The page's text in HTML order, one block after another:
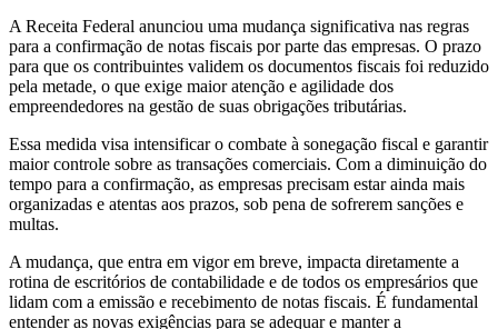
A Receita Federal anunciou uma mudança significativa nas regras
para a confirmação de notas fiscais por parte das empresas. O prazo
para que os contribuintes validem os documentos fiscais foi reduzido
pela metade, o que exige maior atenção e agilidade dos
empreendedores na gestão de suas obrigações tributárias.
Essa medida visa intensificar o combate à sonegação fiscal e garantir
maior controle sobre as transações comerciais. Com a diminuição do
tempo para a confirmação, as empresas precisam estar ainda mais
organizadas e atentas aos prazos, sob pena de sofrerem sanções e
multas.
A mudança, que entra em vigor em breve, impacta diretamente a
rotina de escritórios de contabilidade e de todos os empresários que
lidam com a emissão e recebimento de notas fiscais. É fundamental
entender as novas exigências para se adequar e manter a